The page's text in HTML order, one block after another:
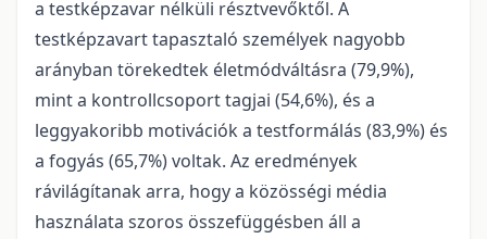
a testképzavar nélküli résztvevőktől. A
testképzavart tapasztaló személyek nagyobb
arányban törekedtek életmódváltásra (79,9%),
mint a kontrollcsoport tagjai (54,6%), és a
leggyakoribb motivációk a testformálás (83,9%) és
a fogyás (65,7%) voltak. Az eredmények
rávilágítanak arra, hogy a közösségi média
használata szoros összefüggésben áll a